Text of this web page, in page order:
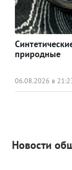
природные
06.08.2026 в
Новости